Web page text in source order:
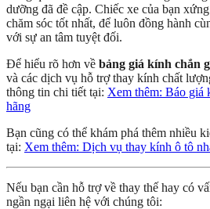
dưỡng đã đề cập. Chiếc xe của bạn
chăm sóc tốt nhất, để luôn đồng hành
với sự an tâm tuyệt đối.
Để hiểu rõ hơn về bảng giá kính chắn
và các dịch vụ hỗ trợ thay kính chất
thông tin chi tiết tại: Xem thêm: Báo giá
hãng
Bạn cũng có thể khám phá thêm nhiều
tại: Xem thêm: Dịch vụ thay kính ô tô
Nếu bạn cần hỗ trợ về thay thế hay có
ngần ngại liên hệ với chúng tôi: